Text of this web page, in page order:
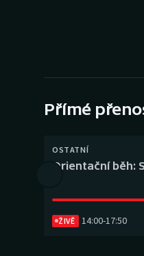
Přímé
OSTATNÍ
Orientační běh:
ŽIVĚ 14:00-17:50